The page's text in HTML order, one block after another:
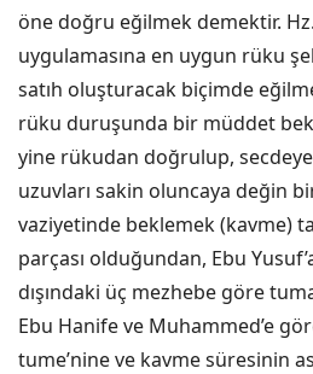
öne doğru eğilmek demektir.
uygulamasına en uygun rüku
satıh oluşturacak biçimde
rüku duruşunda bir müddet
yine rükudan doğrulup,
uzuvları sakin oluncaya değin
vaziyetinde beklemek (kavme)
parçası olduğundan, Ebu
dışındaki üç mezhebe göre
Ebu Hanife ve Muhammed’e
tume’nine ve kavme süresinin